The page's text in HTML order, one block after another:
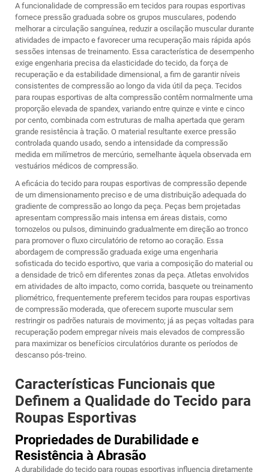
A funcionalidade de compressão em tecidos para roupas esportivas
fornece pressão graduada sobre os grupos musculares, podendo
melhorar a circulação sanguínea, reduzir a oscilação muscular durante
atividades de impacto e favorecer uma recuperação mais rápida após
sessões intensas de treinamento. Essa característica de desempenho
exige engenharia precisa da elasticidade do tecido, da força de
recuperação e da estabilidade dimensional, a fim de garantir níveis
consistentes de compressão ao longo da vida útil da peça. Tecidos
para roupas esportivas de alta compressão contêm normalmente uma
proporção elevada de spandex, variando entre quinze e vinte e cinco
por cento, combinada com estruturas de malha apertada que geram
grande resistência à tração. O material resultante exerce pressão
controlada quando usado, sendo a intensidade da compressão
medida em milímetros de mercúrio, semelhante àquela observada em
vestuários médicos de compressão.
A eficácia do tecido para roupas esportivas de compressão depende
de um dimensionamento preciso e de uma distribuição adequada do
gradiente de compressão ao longo da peça. Peças bem projetadas
apresentam compressão mais intensa em áreas distais, como
tornozelos ou pulsos, diminuindo gradualmente em direção ao tronco
para promover o fluxo circulatório de retorno ao coração. Essa
abordagem de compressão graduada exige uma engenharia
sofisticada do tecido esportivo, que varia a composição do material ou
a densidade de tricô em diferentes zonas da peça. Atletas envolvidos
em atividades de alto impacto, como corrida, basquete ou treinamento
pliométrico, frequentemente preferem tecidos para roupas esportivas
de compressão moderada, que oferecem suporte muscular sem
restringir os padrões naturais de movimento; já as peças voltadas para
recuperação podem empregar níveis mais elevados de compressão
para maximizar os benefícios circulatórios durante os períodos de
descanso pós-treino.
Características Funcionais que
Definem a Qualidade do Tecido para
Roupas Esportivas
Propriedades de Durabilidade e
Resistência à Abrasão
A durabilidade do tecido para roupas esportivas influencia diretamente